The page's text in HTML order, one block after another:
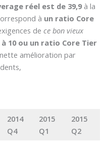
réel est de 39,9à la
à un ratio Core
de ce bon vieux
10 ou un ratio Core Tier
amélioration par
2014
Q4
2015
Q1
2015
Q2